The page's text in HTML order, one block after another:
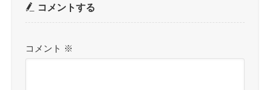
コメントする
コメント ※